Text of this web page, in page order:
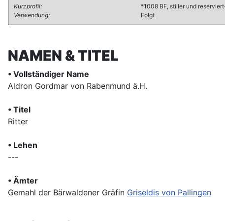
Kurzprofil:
*1008 BF, stiller und
Verwendung:
Folgt
NAMEN & TITEL
• Vollständiger Name
Aldron Gordmar von Rabenmund ä.H.
• Titel
Ritter
• Lehen
---
• Ämter
Gemahl der Bärwaldener Gräfin Griseldis von Pallingen